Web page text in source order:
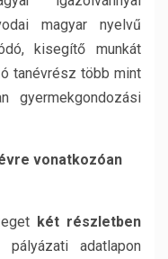
magyar nyelvű
kisegítő munkát
tanévrész több mint
gyermekgondozási
vonatkozóan
két részletben
adatlapon